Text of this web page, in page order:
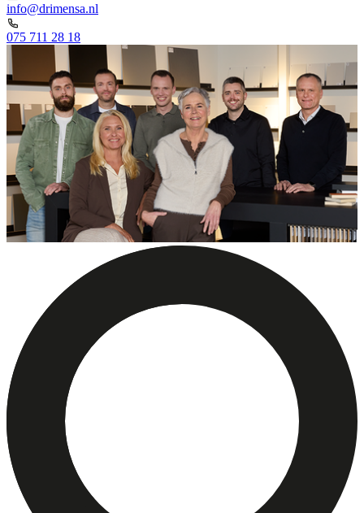
info@drimensa.nl
075 711 28 18